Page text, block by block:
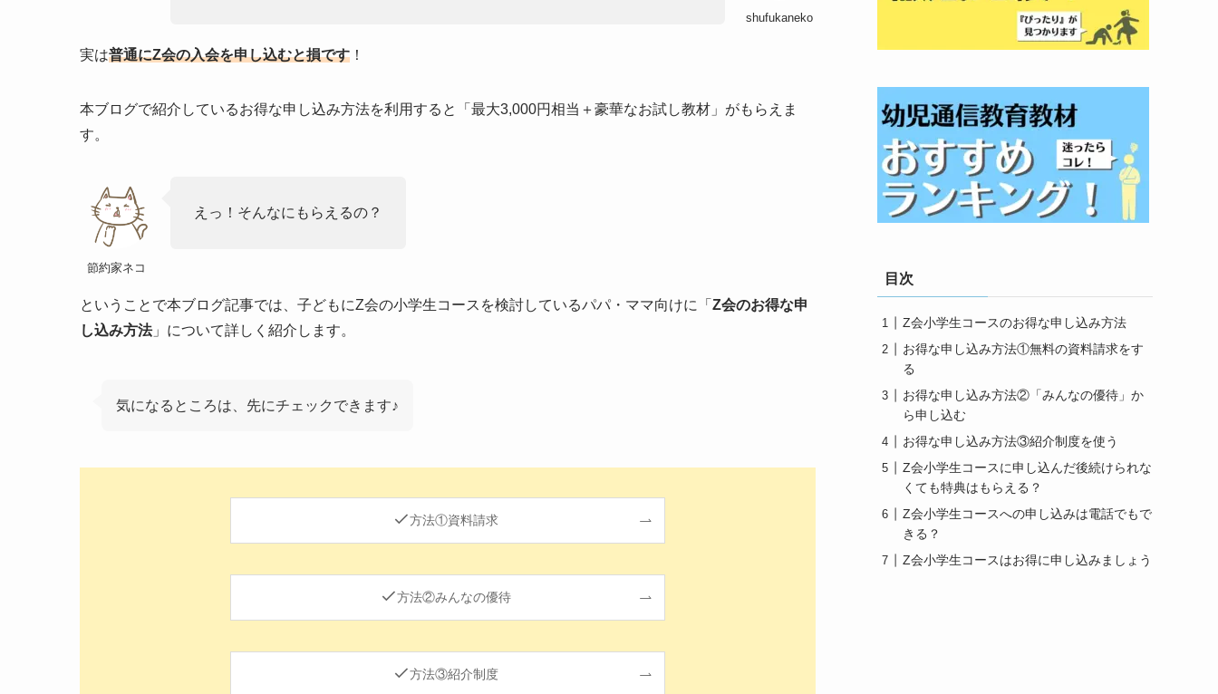
shufukaneko
実は普通にZ会の入会を申し込むと損です ！
本ブログで紹介しているお得な申し込み方法を利用すると「 最大3,000円相当＋豪華なお試し教材 」がもらえま
す。
節約家ネコ
えっ！そんなにもらえるの？
ということで本ブログ記事では、子どもにZ会の小学生コースを検討しているパパ・ママ向けに「 Z会のお得な申
し込み方法」について詳しく紹介します。
気になるところは、先にチェックできます♪
方法①資料請求
方法②みんなの優待
方法③紹介制度
目次
Z会小学生コースのお得な申し込み方法
お得な申し込み方法①無料の資料請求をす
る
お得な申し込み方法②「みんなの優待」か
ら申し込む
お得な申し込み方法③紹介制度を使う
Z会小学生コースに申し込んだ後続けられな
くても特典はもらえる？
Z会小学生コースへの申し込みは電話でもで
きる？
Z会小学生コースはお得に申し込みましょう